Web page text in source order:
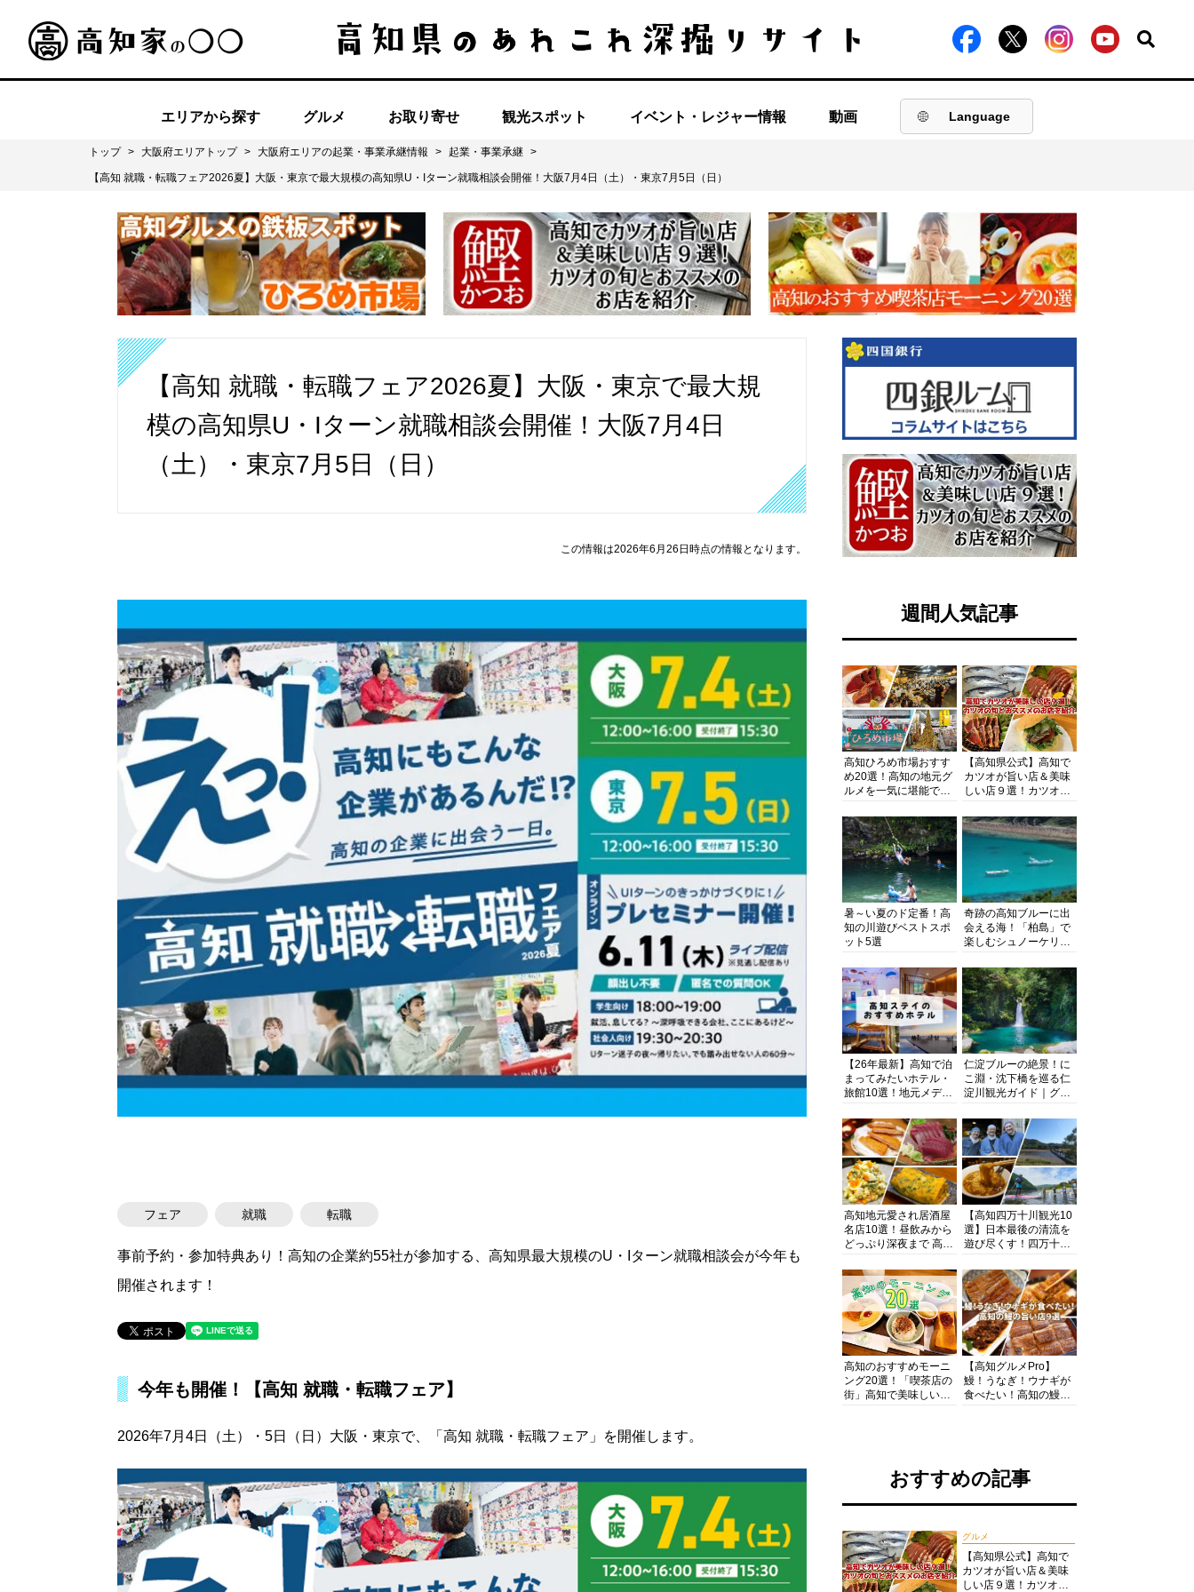
エリアから探す グルメ お取り寄せ 観光スポット イベント・レジャー情報 動画 Language
トップ > 大阪府エリアトップ > 大阪府エリアの起業・事業承継情報 > 起業・事業承継 >
【高知 就職・転職フェア2026夏】大阪・東京で最大規模の高知県U・Iターン就職相談会開催！大阪7月4日（土）・東京7月5日（日）
【高知 就職・転職フェア2026夏】大阪・東京で最大規
模の高知県U・Iターン就職相談会開催！大阪7月4日
（土）・東京7月5日（日）
この情報は2026年6月26日時点の情報となります。
フェア 就職 転職
事前予約・参加特典あり！高知の企業約55社が参加する、高知県最大規模のU・Iターン就職相談会が今年も
開催されます！
今年も開催！【高知 就職・転職フェア】
2026年7月4日（土）・5日（日）大阪・東京で、「高知 就職・転職フェア」を開催します。
週間人気記事
高知ひろめ市場おすす
め20選！高知の地元グ
ルメを一気に堪能でき
底解剖
【高知県公式】高知で
カツオが旨い店＆美味
しい店９選！カツオの
紹介
暑～い夏のド定番！高
知の川遊びベストスポ
ット5選
奇跡の高知ブルーに出
会える海！「柏島」で
楽しむシュノーケリン
浴にキャンプまで透明
度抜群の海の楽園を徹
底紹介
【26年最新】高知で泊
まってみたいホテル・
旅館10選！地元メディ
厳選
仁淀ブルーの絶景！に
こ淵・沈下橋を巡る仁
淀川観光ガイド｜グル
まで完全網羅！
高知地元愛され居酒屋
名店10選！昼飲みから
どっぷり深夜まで 高知
知グルメPro】
【高知四万十川観光10
選】日本最後の清流を
遊び尽くす！四万十川
を網羅したおすすめガ
イド
高知のおすすめモーニ
ング20選！「喫茶店の
街」高知で美味しい喫
【高知グルメPro】
鰻！うなぎ！ウナギが
食べたい！高知の鰻の
おすすめの記事
グルメ
【高知県公式】高知で
カツオが旨い店＆美味
しい店９選！カツオの